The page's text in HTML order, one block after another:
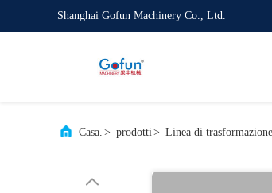
Shanghai Gofun Machinery Co., Ltd.
Casa. > prodotti> Linea di